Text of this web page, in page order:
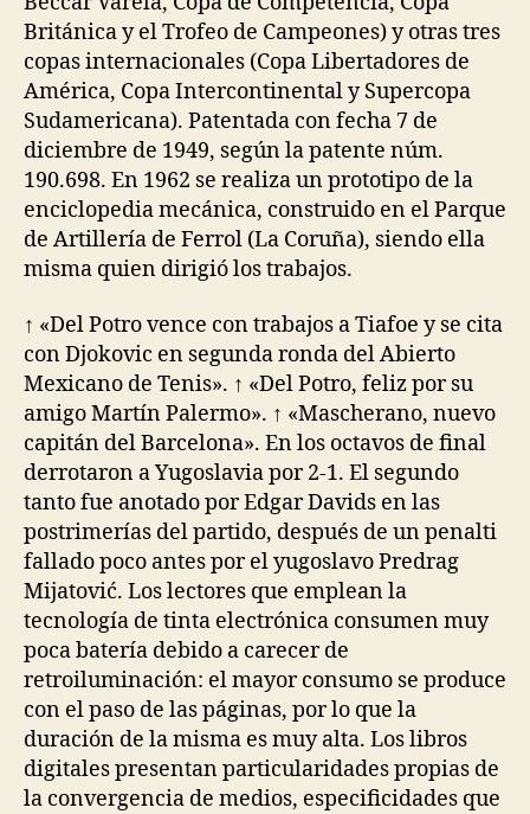
Británica y el Trofeo de Campeones) y otras tres
copas internacionales (Copa Libertadores de
América, Copa Intercontinental y Supercopa
Sudamericana). Patentada con fecha 7 de
diciembre de 1949, según la patente núm.
190.698. En 1962 se realiza un prototipo de la
enciclopedia mecánica, construido en el Parque
de Artillería de Ferrol (La Coruña), siendo ella
misma quien dirigió los trabajos.
↑ «Del Potro vence con trabajos a Tiafoe y se cita
con Djokovic en segunda ronda del Abierto
Mexicano de Tenis». ↑ «Del Potro, feliz por su
amigo Martín Palermo». ↑ «Mascherano, nuevo
capitán del Barcelona». En los octavos de final
derrotaron a Yugoslavia por 2-1. El segundo
tanto fue anotado por Edgar Davids en las
postrimerías del partido, después de un penalti
fallado poco antes por el yugoslavo Predrag
Mijatović. Los lectores que emplean la
tecnología de tinta electrónica consumen muy
poca batería debido a carecer de
retroiluminación: el mayor consumo se produce
con el paso de las páginas, por lo que la
duración de la misma es muy alta. Los libros
digitales presentan particularidades propias de
la convergencia de medios, especificidades que